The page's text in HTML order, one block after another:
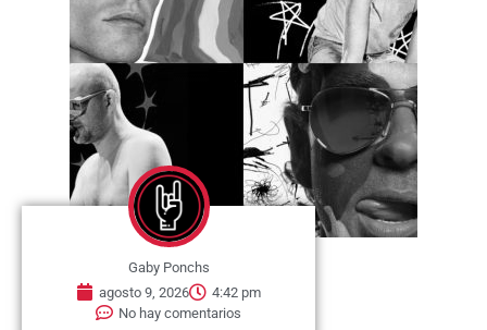
Gaby Ponchs
agosto 9, 2026
4:42 pm
No hay comentarios